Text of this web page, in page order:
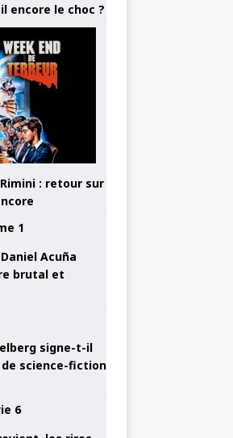
encore le choc ?
: retour sur
Acuña
brutal et
signe-t-il
science-fiction